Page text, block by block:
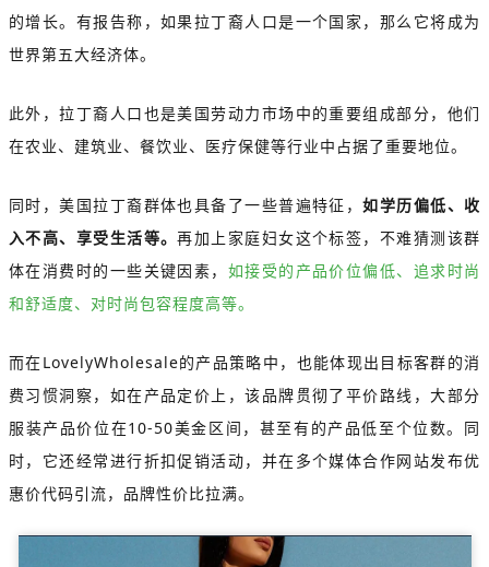
的增长。有报告称，如果拉丁裔人口是一个国家，那么它将成为
世界第五大经济体。
此外，拉丁裔人口也是美国劳动力市场中的重要组成部分，他们
在农业、建筑业、餐饮业、医疗保健等行业中占据了重要地位。
同时，美国拉丁裔群体也具备了一些普遍特征，如学历偏低、收
入不高、享受生活等。再加上家庭妇女这个标签，不难猜测该群
体在消费时的一些关键因素， 如接受的产品价位偏低、追求时尚
和舒适度、对时尚包容程度高等。
而在LovelyWholesale的产品策略中，也能体现出目标客群的消
费习惯洞察，如在产品定价上，该品牌贯彻了平价路线，大部分
服装产品价位在10-50美金区间，甚至有的产品低至个位数。同
时，它还经常进行折扣促销活动，并在多个媒体合作网站发布优
惠价代码引流，品牌性价比拉满。